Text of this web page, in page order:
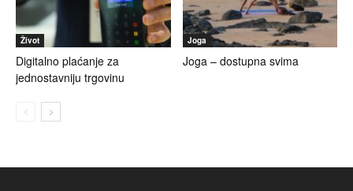
Život
Digitalno plaćanje za
jednostavniju trgovinu
Joga
Joga – dostupna svima